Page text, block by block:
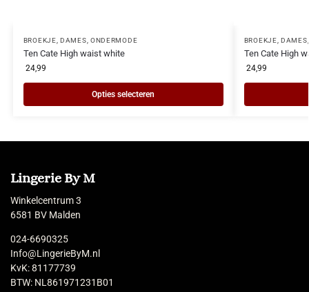
BROEKJE, DAMES, ONDERMODE
Ten Cate High waist white
24,99
Opties selecteren
BROEKJE, DAMES
Ten Cate High
24,99
Lingerie By M
Winkelcentrum 3
6581 BV Malden
024-6690325
Info@LingerieByM.nl
KvK: 81177739
BTW: NL861971231B01